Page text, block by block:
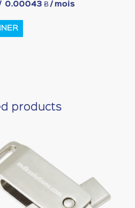
0.00043 Ƀ / mois
products